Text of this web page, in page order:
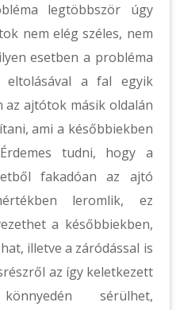
legtöbbször úgy
nem elég széles, nem
esetben a probléma
a fal egyik
az ajtótok másik oldalán
ami a későbbiekben
tudni, hogy a
fakadóan az ajtó
leromlik, ez
a későbbiekben,
illetve a záródással is
az így keletkezett
sérülhet,